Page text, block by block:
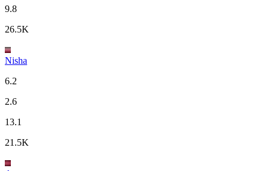
9.8
26.5K
Nisha
6.2
2.6
13.1
21.5K